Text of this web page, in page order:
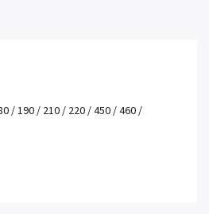
/ 190 / 210 / 220 / 450 / 460 /